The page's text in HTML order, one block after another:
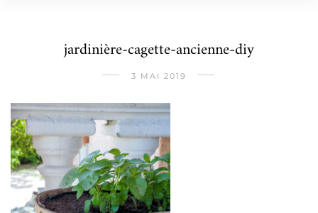
jardinière-cagette-ancienne-diy
3 MAI 2019